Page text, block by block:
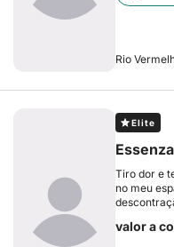
Rio
Elite
Tiro dor e
no meu
valor a